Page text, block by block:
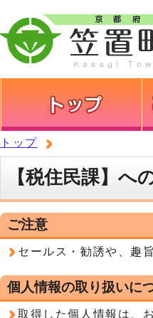
トップ
【税住民課】へ
ご注意
セールス・勧誘や、趣
個人情報の取り扱いに
取得した個人情報は、